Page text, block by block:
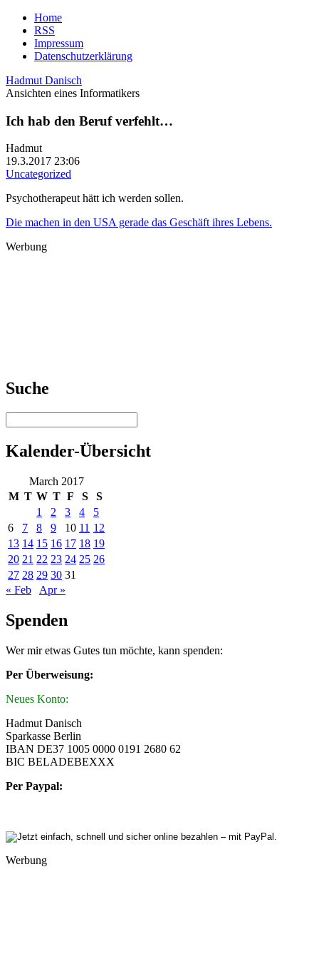
Home
RSS
Impressum
Datenschutzerklärung
Hadmut Danisch
Ansichten eines Informatikers
Ich hab den Beruf verfehlt…
Hadmut
19.3.2017 23:06
Uncategorized
Psychotherapeut hätt ich werden sollen.
Die machen in den USA gerade das Geschäft ihres Lebens.
Werbung
Suche
Kalender-Übersicht
March 2017
M T W T F S
S
1
2 3 4
5
6
7 8 9 10 11 12
13 14 15 16 17 18 19
20 21 22 23 24 25 26
27 28 29 30 31
« Feb
Apr »
Spenden
Wer mir etwas Gutes tun möchte, kann spenden:
Per Überweisung:
Neues Konto:
Hadmut Danisch
Sparkasse Berlin
IBAN DE37 1005 0000 0191 2680 62
BIC BELADEBEXXX
Per Paypal:
Werbung